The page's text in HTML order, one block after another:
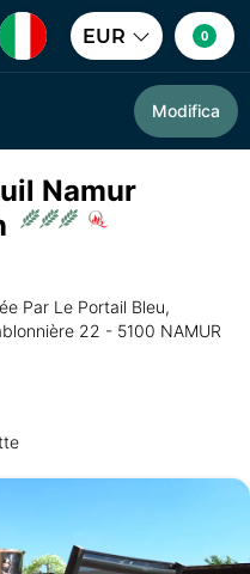
EUR 0
Modifica
Namur
Par Le Portail Bleu,
22 - 5100 NAMUR